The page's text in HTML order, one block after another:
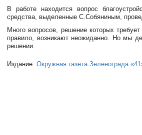
В работе находится вопрос
средства, выделенные С.Собяниным,
Много вопросов, решение которых
правило, возникают неожиданно. Но мы
решении.
Издание: Окружная газета Зеленограда